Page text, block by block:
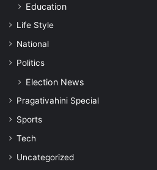
Education
Life Style
National
Politics
Election News
Pragativahini Special
Sports
Tech
Uncategorized